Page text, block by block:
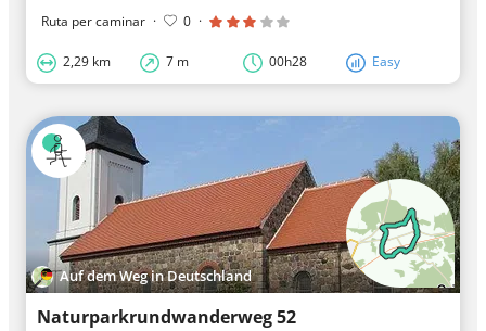
Ruta per caminar · 0 ·
2,29 km 7 m 00h28 Easy
Auf dem Weg in Deutschland
Naturparkrundwanderweg 52